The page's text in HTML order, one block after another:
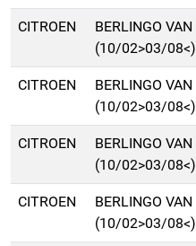
CITROEN
BERLINGO VAN
(10/02>03/08<)
CITROEN
BERLINGO VAN
(10/02>03/08<)
CITROEN
BERLINGO VAN
(10/02>03/08<)
CITROEN
BERLINGO VAN
(10/02>03/08<)